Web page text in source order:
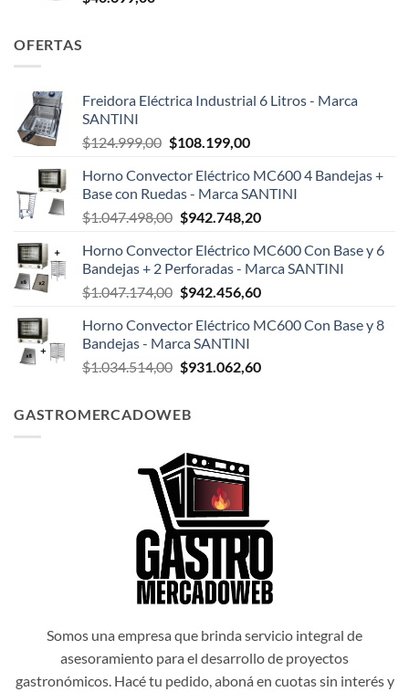
OFERTAS
Freidora Eléctrica Industrial 6 Litros - Marca
SANTINI
$124.999,00 El
original
era:
$124.999,00.
$108.199,00El
actual
es:
$108.199,00.
Horno Convector Eléctrico MC600 4 Bandejas +
Base con Ruedas - Marca SANTINI
$1.047.498,00 El
original
era:
$1.047.498,00.
$942.748,20El
actual
es:
$942.748,20.
Horno Convector Eléctrico MC600 Con Base y 6
Bandejas + 2 Perforadas - Marca SANTINI
$1.047.174,00 El
original
era:
$1.047.174,00.
$942.456,60El
actual
$942.456,60.
Horno Convector Eléctrico MC600 Con Base y 8
Bandejas - Marca SANTINI
$1.034.514,00 El
era:
$931.062,60El
GASTROMERCADOWEB
Somos una empresa que brinda servicio integral de
asesoramiento para el desarrollo de proyectos
gastronómicos. Hacé tu pedido, aboná en cuotas sin interés y